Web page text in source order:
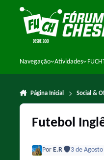
Ir para conteúdo
Navegação Atividades
Página Inicial Social &
Futebol
Por E.R 3 de